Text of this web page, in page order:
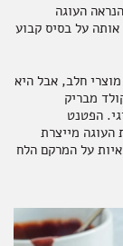
העוגה
אותה על בסיס קבוע
חלב, אבל היא
מבריק
הפטנט
העוגה מייצרת
על המרקם הלח